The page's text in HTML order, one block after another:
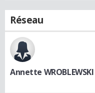
Réseau
Annette WROBLEWSKI